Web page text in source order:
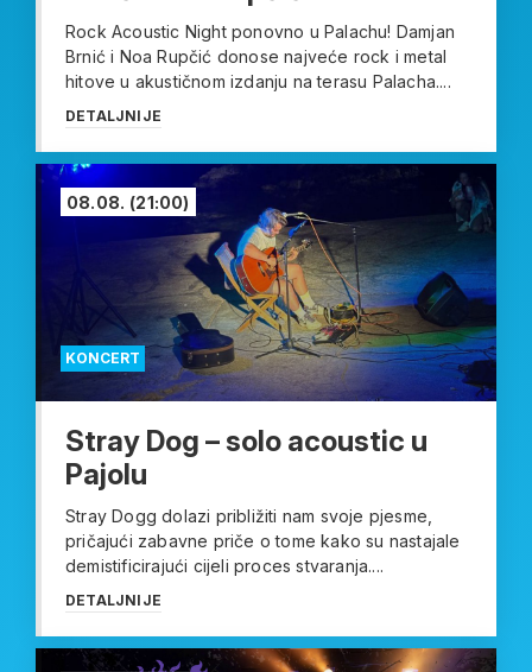
Rock Acoustic Night ponovno u Palachu! Damjan
Brnić i Noa Rupčić donose najveće rock i metal
hitove u akustičnom izdanju na terasu Palacha....
DETALJNIJE
KONCERT
08.08. (21:00)
Stray Dog – solo acoustic u
Pajolu
Stray Dogg dolazi približiti nam svoje pjesme,
pričajući zabavne priče o tome kako su nastajale
demistificirajući cijeli proces stvaranja....
DETALJNIJE